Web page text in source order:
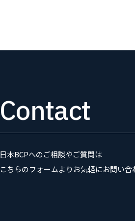
Contact
日本BCPへのご相談やご質問は
こちらのフォームよりお気軽にお問い